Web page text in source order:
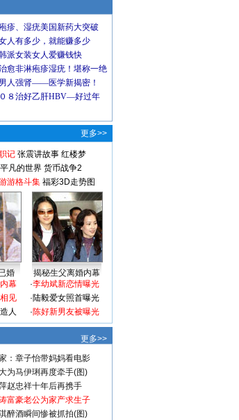
更多>>
记 张震讲故事 红楼梦
平凡的世界 货币战争2
游格斗集 福彩3D走势图
婚
揭秘生父离婚内幕
幕
见
人
·李幼斌新恋情曝光
·陆毅爱女照首曝光
·陈好新男友被曝光
更多>>
：章子怡带妈妈看电影
为马伊琍再度牵手(图)
赵忠祥十年后再携手
富豪老公为家产求生子
醉酒瞬间惨被抓拍(图)